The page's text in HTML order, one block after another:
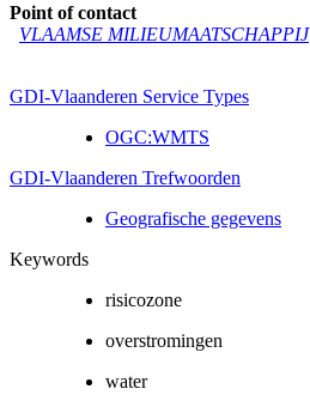
Point of contact
VLAAMSE MILIEUMAATSCHAPPIJ
GDI-Vlaanderen Service Types
OGC:WMTS
GDI-Vlaanderen Trefwoorden
Geografische gegevens
Keywords
risicozone
overstromingen
water